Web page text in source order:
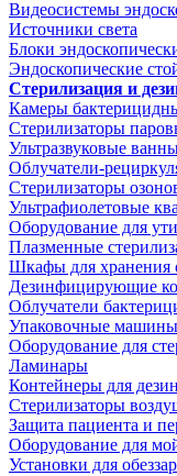
Видеосистемы
Источники света
Блоки
Эндоскопические
Стерилизация и
Камеры
Стерилизаторы
Ультразвуковые
Облучатели-
Стерилизаторы
Ультрафиолетовые
Оборудование для
Плазменные
Шкафы для хранения
Дезинфицирующие
Облучатели
Упаковочные машины
Оборудование для
Ламинары
Контейнеры для
Стерилизаторы
Защита пациента и
Оборудование для
Установки для